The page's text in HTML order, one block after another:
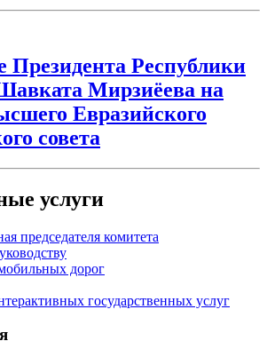
Президента Республики
Мирзиёева на
Евразийского
совета
услуги
председателя комитета
дорог